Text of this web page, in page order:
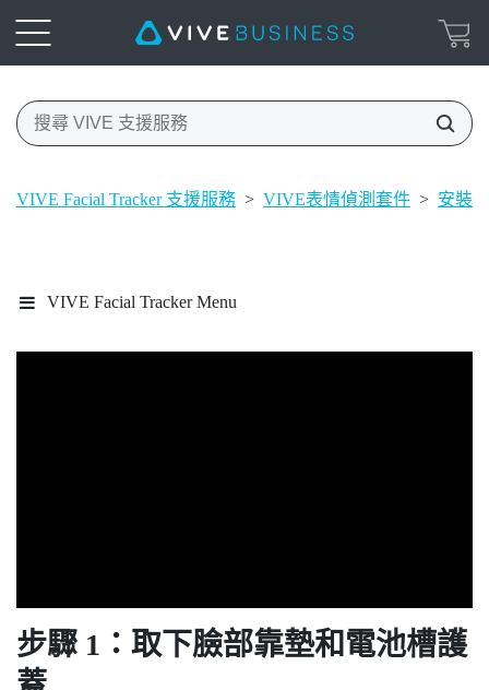
VIVE Facial Tracker 支援服務 > VIVE表情偵測套件 > 安裝
VIVE Facial Tracker Menu
步驟 1：取下臉部靠墊和電池槽護